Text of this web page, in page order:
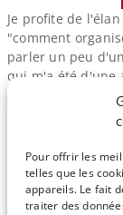
Pour offrir les
telles que les
appareils. Le fait
traiter des
Je profite de
"comment
parler un peu
qui m'a été d'une
bibliographique.
implique une